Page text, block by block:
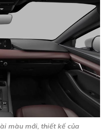
màu mới, thiết kế của